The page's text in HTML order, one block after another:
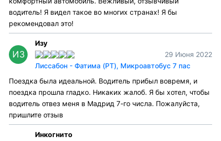
водитель! Я видел такое во многих странах! Я бы
рекомендовал это!
ИЗ
Изу
29 Июня 2022
Лиссабон - Фатима (PT), Микроавтобус 7 пас
Поездка была идеальной. Водитель прибыл вовремя, и
поездка прошла гладко. Никаких жалоб. Я бы хотел, чтобы
водитель отвез меня в Мадрид 7-го числа. Пожалуйста,
пришлите отзыв
Инкогнито